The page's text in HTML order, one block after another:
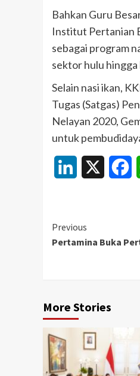
Bahkan Guru
Institut Pertanian
sebagai program
sektor hulu hingga
Selain nasi ikan,
Tugas (Satgas)
Nelayan 2020,
untuk
LinkedIn
Continue
Reading
Previous
Pertamina Buka
More Stories